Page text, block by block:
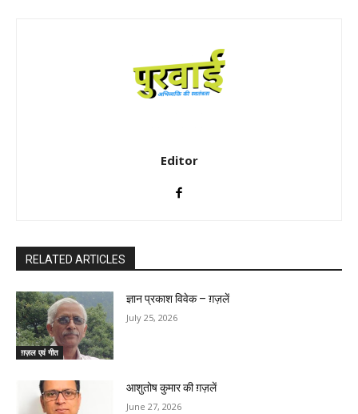
Editor
RELATED ARTICLES
ग़ज़ल एवं गीत
ज्ञान प्रकाश विवेक – ग़ज़लें
July 25, 2026
आशुतोष कुमार की ग़ज़लें
June 27, 2026